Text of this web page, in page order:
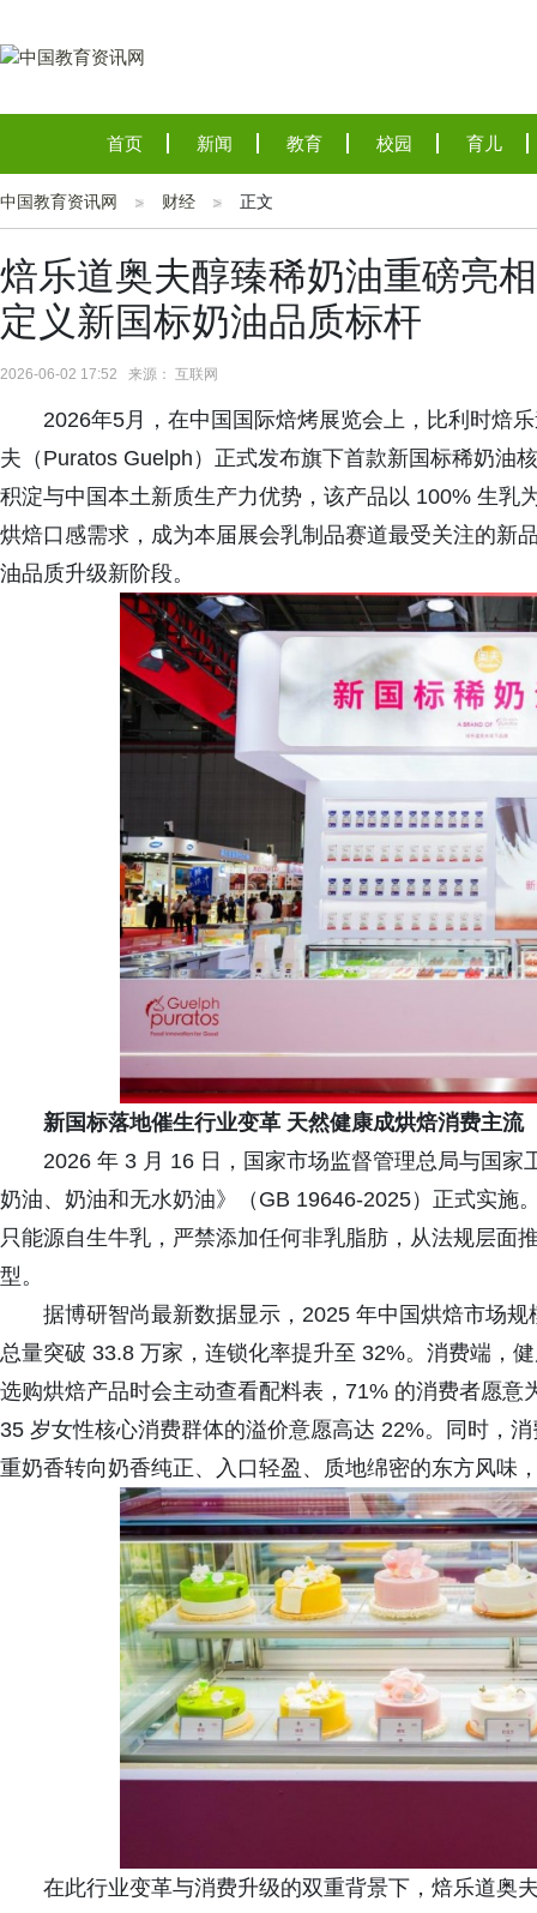
首页 新闻 教育 校园 育儿
中国教育资讯网 财经 正文
焙乐道奥夫醇臻稀奶油重磅亮
定义新国标奶油品质标杆
2026-06-02 17:52 来源： 互联网
2026年5月，在中国国际焙烤展览会上，比利时焙
夫（Puratos Guelph）正式发布旗下首款新国标稀奶
积淀与中国本土新质生产力优势，该产品以 100% 生乳
烘焙口感需求，成为本届展会乳制品赛道最受关注的新
油品质升级新阶段。
新国标落地催生行业变革 天然健康成烘焙消费主流
2026 年 3 月 16 日，国家市场监督管理总局与国
奶油、奶油和无水奶油》（GB 19646-2025）正式实施
只能源自生牛乳，严禁添加任何非乳脂肪，从法规层面
型。
据博研智尚最新数据显示，2025 年中国烘焙市场
总量突破 33.8 万家，连锁化率提升至 32%。消费端，
选购烘焙产品时会主动查看配料表，71% 的消费者愿
35 岁女性核心消费群体的溢价意愿高达 22%。同时，
重奶香转向奶香纯正、入口轻盈、质地绵密的东方风味
在此行业变革与消费升级的双重背景下，焙乐道奥